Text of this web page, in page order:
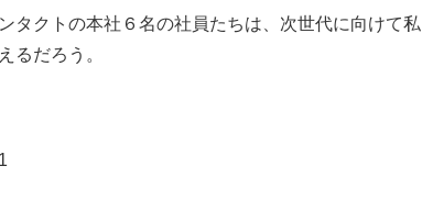
クトの本社６名の社員たちは、次世代に向けて私
るだろう。